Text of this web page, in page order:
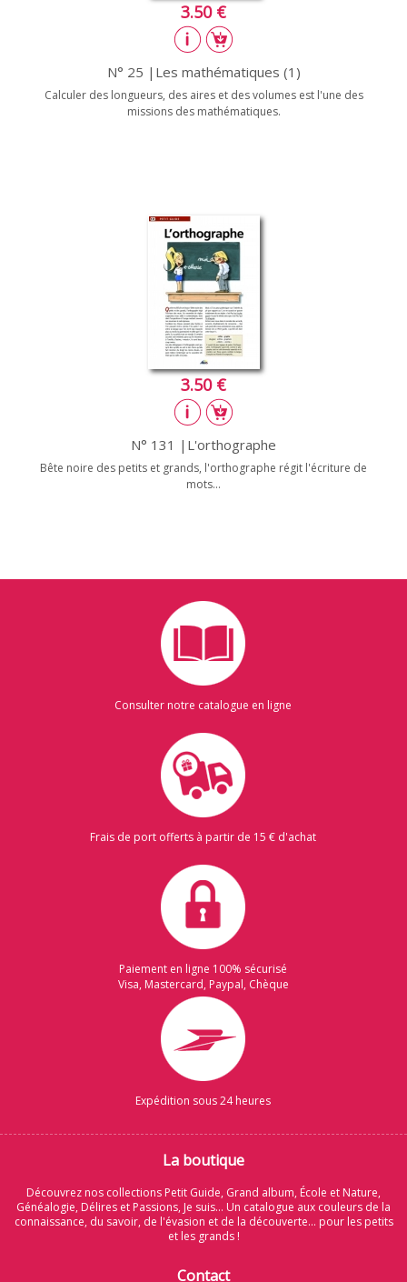
3.50 €
N° 25 |Les mathématiques (1)
Calculer des longueurs, des aires et des volumes est l'une des
missions des mathématiques.
3.50 €
N° 131 |L'orthographe
Bête noire des petits et grands, l'orthographe régit l'écriture de
mots...
Consulter notre catalogue en ligne
Frais de port offerts à partir de 15 € d'achat
Paiement en ligne 100% sécurisé
Visa, Mastercard, Paypal, Chèque
Expédition sous 24 heures
La boutique
Découvrez nos collections Petit Guide, Grand album, École et Nature,
Généalogie, Délires et Passions, Je suis... Un catalogue aux couleurs de la
connaissance, du savoir, de l'évasion et de la découverte... pour les petits
et les grands !
Contact